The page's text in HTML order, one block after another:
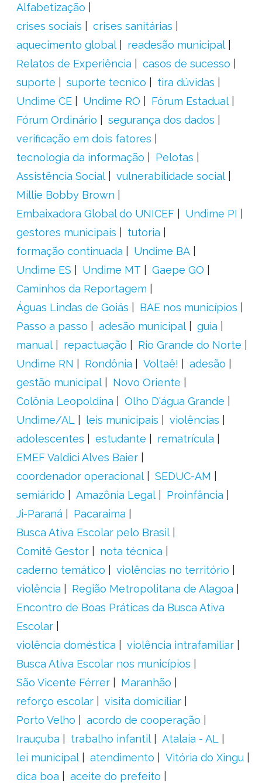
Alfabetização
crises sociais
crises sanitárias
aquecimento global
readesão municipal
Relatos de Experiência
casos de sucesso
suporte
suporte tecnico
tira dúvidas
Undime CE
Undime RO
Fórum Estadual
Fórum Ordinário
segurança dos dados
verificação em dois fatores
tecnologia da informação
Pelotas
Assistência Social
vulnerabilidade social
Millie Bobby Brown
Embaixadora Global do UNICEF
Undime PI
gestores municipais
tutoria
formação continuada
Undime BA
Undime ES
Undime MT
Gaepe GO
Caminhos da Reportagem
Águas Lindas de Goiás
BAE nos municípios
Passo a passo
adesão municipal
guia
manual
repactuação
Rio Grande do Norte
Undime RN
Rondônia Voltaê!
adesão
gestão municipal
Novo Oriente
Colônia Leopoldina
Olho D'água Grande
Undime/AL
leis municipais
violências
adolescentes
estudante
rematrícula
EMEF Valdici Alves Baier
coordenador operacional
SEDUC-AM
semiárido
Amazônia Legal
Proinfância
Ji-Paraná
Pacaraima
Busca Ativa Escolar pelo Brasil
Comitê Gestor
nota técnica
caderno temático
violências no território
violência
Região Metropolitana de Alagoa
Encontro de Boas Práticas da Busca Ativa
Escolar
violência doméstica
violência intrafamiliar
Busca Ativa Escolar nos municípios
São Vicente Férrer
Maranhão
reforço escolar
visita domiciliar
Porto Velho
acordo de cooperação
Irauçuba
trabalho infantil
Atalaia - AL
lei municipal
atendimento
Vitória do Xingu
dica boa
aceite do prefeito